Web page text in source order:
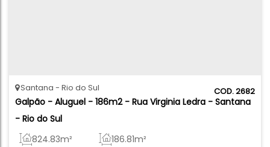
2682
Galpão - Aluguel - 186m2 - Rua Virginia Ledra - Santana
- Rio do Sul
Santana Rio do Sul
824.83m² 186.81m²